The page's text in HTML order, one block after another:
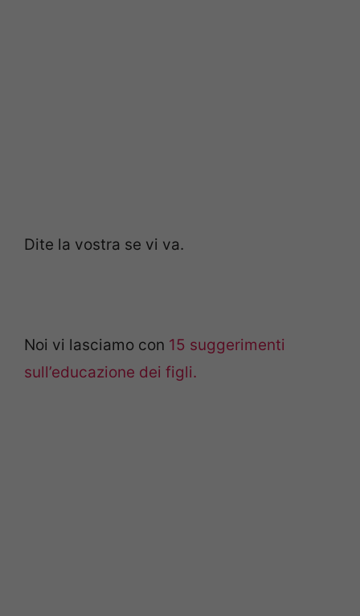
Dite la vostra se vi va.
Noi vi lasciamo con 15 suggerimenti
sull’educazione dei figli.